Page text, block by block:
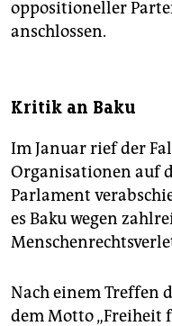
oppositioneller
anschlossen.
Kritik an Baku
Im Januar rief der
Organisationen auf
Parlament
es Baku wegen
Nach einem Treffen
dem Motto „Freiheit